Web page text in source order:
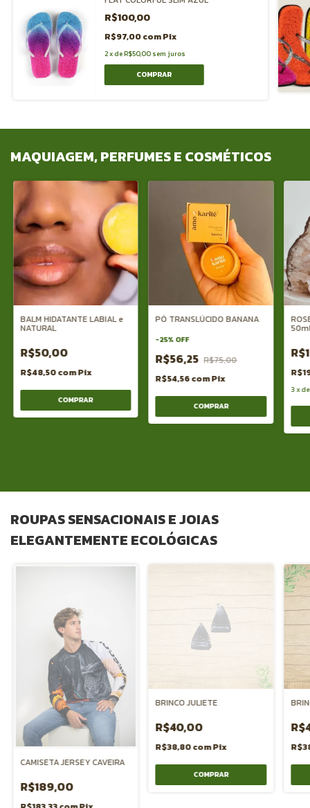
R$100,00
R$97,00comPix
2xdeR$50,00 sem juros
COMPRAR
MAQUIAGEM, PERFUMES E COSMÉTICOS
BALM HIDATANTE LABIAL e
NATURAL
R$50,00
R$48,50comPix
PÓ TRANSLÚCIDO BANANA
-25% OFF
R$56,25 R$75,00
R$54,56comPix
3x
ROUPAS SENSACIONAIS E JOIAS
ELEGANTEMENTE ECOLÓGICAS
CAMISETA JERSEY CAVEIRA
R$189,00
BRINCO JULIETE
R$40,00
R$38,80comPix